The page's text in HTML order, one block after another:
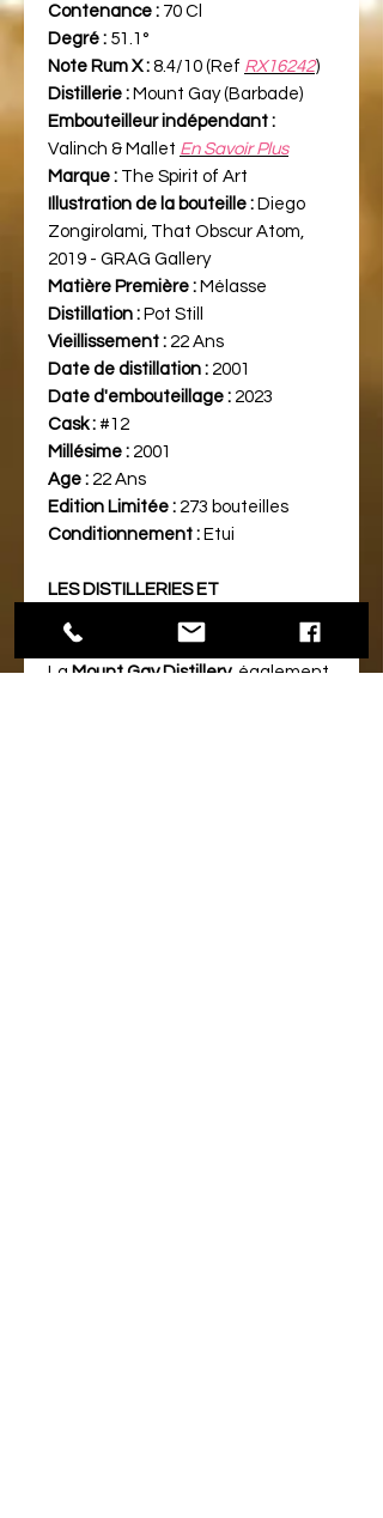
Contenance : 70 Cl
Degré : 51.1°
Note Rum X : 8.4/10 (Ref RX16242)
Distillerie : Mount Gay (Barbade)
Embouteilleur indépendant :
Valinch & Mallet En Savoir Plus
Marque : The Spirit of Art
Illustration de la bouteille : Diego
Zongirolami, That Obscur Atom,
2019 - GRAG Gallery
Matière Première : Mélasse
Distillation : Pot Still
Vieillissement : 22 Ans
Date de distillation : 2001
Date d'embouteillage : 2023
Cask : #12
Millésime : 2001
Age : 22 Ans
Edition Limitée : 273 bouteilles
Conditionnement : Etui
LES DISTILLERIES ET
La distillerie Mount Gay...
La Mount Gay Distillery, également